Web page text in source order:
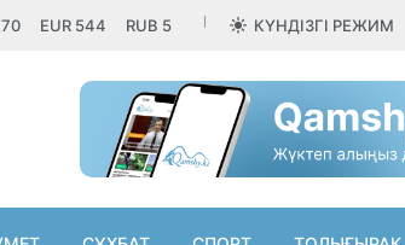
EUR 544 RUB 5 КҮНДІЗГІ РЕЖИМ